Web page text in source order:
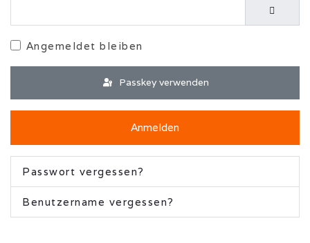
Angemeldet bleiben
Passkey verwenden
Anmelden
Passwort vergessen?
Benutzername vergessen?